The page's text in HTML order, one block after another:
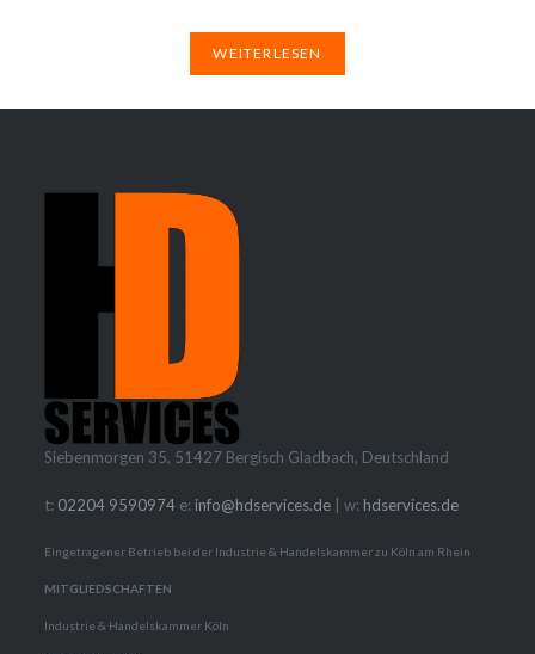
WEITERLESEN
Siebenmorgen 35, 51427 Bergisch Gladbach, Deutschland
t: 02204 9590974 e: info@hdservices.de | w: hdservices.de
Eingetragener Betrieb bei der Industrie & Handelskammer zu Köln am Rhein
MITGLIEDSCHAFTEN
Industrie & Handelskammer Köln